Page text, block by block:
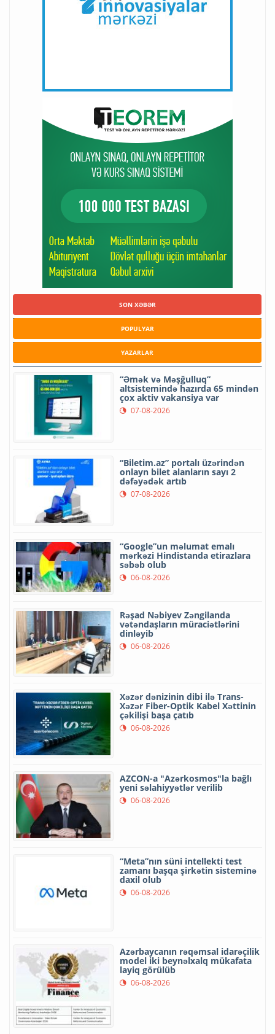
SON XƏBƏR
POPULYAR
YAZARLAR
“Əmək və Məşğulluq”
altsistemində hazırda 65 mindən
çox aktiv vakansiya var
07-08-2026
“Biletim.az” portalı üzərindən
onlayn bilet alanların sayı 2
dəfəyədək artıb
07-08-2026
“Google”un məlumat emalı
mərkəzi Hindistanda etirazlara
səbəb olub
06-08-2026
Rəşad Nəbiyev Zəngilanda
vətəndaşların müraciətlərini
dinləyib
06-08-2026
Xəzər dənizinin dibi ilə Trans-
Xəzər Fiber-Optik Kabel Xəttinin
çəkilişi başa çatıb
06-08-2026
AZCON-a "Azərkosmos"la bağlı
yeni səlahiyyətlər verilib
06-08-2026
“Meta”nın süni intellekti test
zamanı başqa şirkətin sisteminə
daxil olub
06-08-2026
Azərbaycanın rəqəmsal idarəçilik
model iki beynəlxalq mükafata
layiq görülüb
06-08-2026